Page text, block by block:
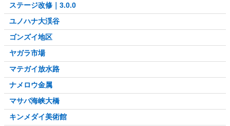
ステージ改修｜3.0.0
ユノハナ大渓谷
ゴンズイ地区
ヤガラ市場
マテガイ放水路
ナメロウ金属
マサバ海峡大橋
キンメダイ美術館